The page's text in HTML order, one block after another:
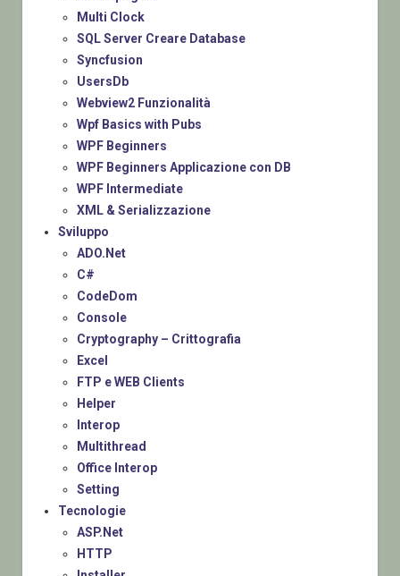
Multi Clock
SQL Server Creare Database
Syncfusion
UsersDb
Webview2 Funzionalità
Wpf Basics with Pubs
WPF Beginners
WPF Beginners Applicazione con DB
WPF Intermediate
XML & Serializzazione
Sviluppo
ADO.Net
C#
CodeDom
Console
Cryptography – Crittografia
Excel
FTP e WEB Clients
Helper
Interop
Multithread
Office Interop
Setting
Tecnologie
ASP.Net
HTTP